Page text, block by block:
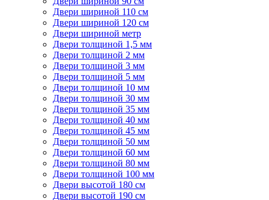
Двери шириной 110 см
Двери шириной 120 см
Двери шириной метр
Двери толщиной 1,5 мм
Двери толщиной 2 мм
Двери толщиной 3 мм
Двери толщиной 5 мм
Двери толщиной 10 мм
Двери толщиной 30 мм
Двери толщиной 35 мм
Двери толщиной 40 мм
Двери толщиной 45 мм
Двери толщиной 50 мм
Двери толщиной 60 мм
Двери толщиной 80 мм
Двери толщиной 100 мм
Двери высотой 180 см
Двери высотой 190 см